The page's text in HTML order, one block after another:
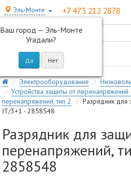
Эль-Монте
Ваш город — Эль-Монте
Угадали?
+7 473 212 2878
Электрооборудование
Устройства защиты от перенапряжений
перенапряжений, тип 2
Разрядник для
IT/3+1 - 2858548
Разрядник для
перенапряжений,
2858548